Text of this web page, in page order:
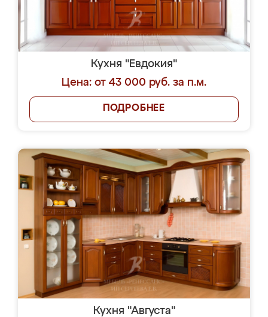
Кухня "Евдокия"
Цена: от 43 000 руб. за п.м.
ПОДРОБНЕЕ
Кухня "Августа"